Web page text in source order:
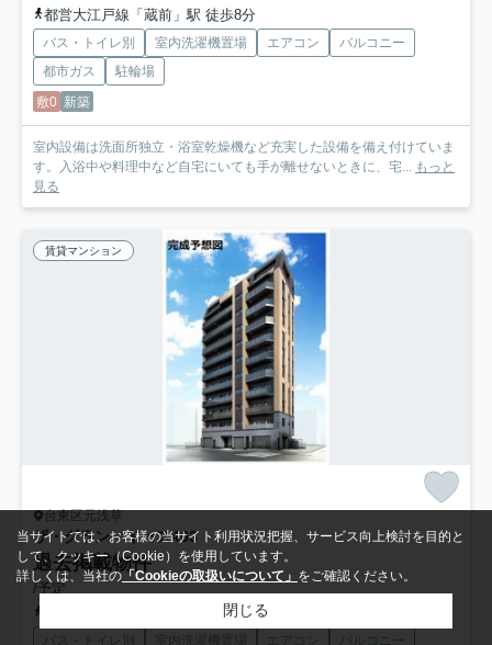
都営大江戸線「蔵前」駅 徒歩8分
バス・トイレ別 室内洗濯機置場 エアコン
バルコニー
都市ガス
駐輪場
敷0 新築
室内設備は洗面所独立・浴室乾燥機など充実した設備を備え付けていま
す。入浴中や料理中など自宅にいても手が離せないときに、宅...
もっと
見る
賃貸マンション
台東区元浅草
ザ・グラン キース403
過去掲載物件
/予定
都営大江戸線「蔵前」駅 徒歩8分
バス・トイレ別 室内洗濯機置場 エアコン バルコニー
当サイトでは、お客様の当サイト利用状況把握、サービス向上検討を目的と
して、クッキー（Cookie）を使用しています。
詳しくは、当社の「Cookieの取扱いについて」 をご確認ください。
閉じる